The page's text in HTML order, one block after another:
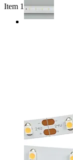
Item 1 of 3